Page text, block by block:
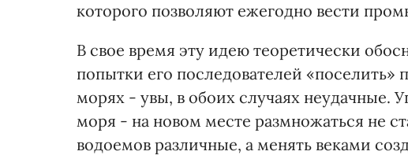
которого позволяют ежегодно вести
В свое время эту идею теоретически
попытки его последователей
морях - увы, в обоих случаях неудачные.
моря - на новом месте размножаться не
водоемов различные, а менять веками